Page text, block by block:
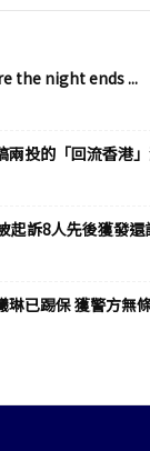
the night ends ...
兩投的「回流香港
起訴8人先後獲發還
琳已踢保 獲警方無